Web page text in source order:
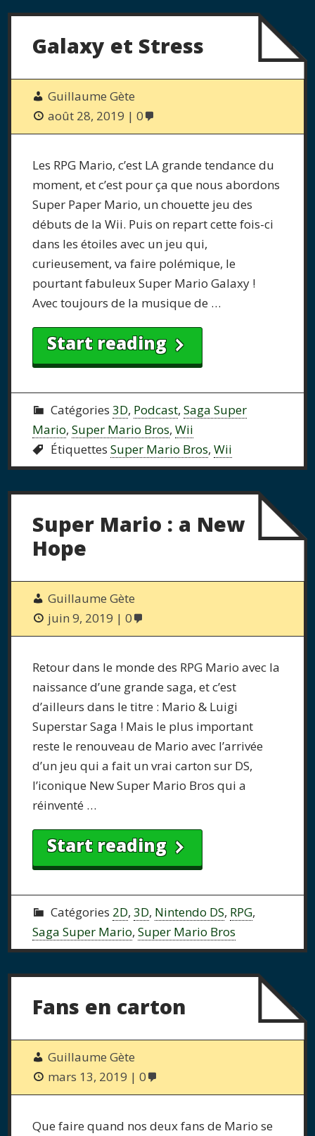
Galaxy et Stress
Guillaume Gète
août 28, 2019
0
Les RPG Mario, c’est LA grande tendance du
moment, et c’est pour ça que nous abordons
Super Paper Mario, un chouette jeu des
débuts de la Wii. Puis on repart cette fois-ci
dans les étoiles avec un jeu qui,
curieusement, va faire polémique, le
pourtant fabuleux Super Mario Galaxy !
Avec toujours de la musique de …
Start reading
Catégories 3D, Podcast,Saga Super
Mario,Super Mario Bros,Wii
Étiquettes Super Mario Bros,Wii
Super Mario : a New
Hope
Guillaume Gète
juin 9, 2019
0
Retour dans le monde des RPG Mario avec la
naissance d’une grande saga, et c’est
d’ailleurs dans le titre : Mario & Luigi
Superstar Saga ! Mais le plus important
reste le renouveau de Mario avec l’arrivée
d’un jeu qui a fait un vrai carton sur DS,
l’iconique New Super Mario Bros qui a
réinventé …
Start reading
Catégories 2D,3D, Nintendo DS, RPG,
Saga Super Mario,Super Mario Bros
Fans en carton
Guillaume Gète
mars 13, 2019
0
Que faire quand nos deux fans de Mario se